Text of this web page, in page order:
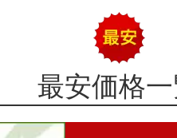
最安価格